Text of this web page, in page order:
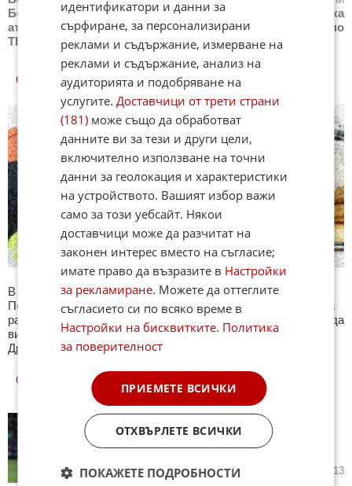
Бойни спортове ,Новини Други спортове
Лека
атлетика
,Новини Моторни спортове ,Новини
Спортът по
ТВ
Новини Зимни спортове
СПОРТ КУИЗОВЕ
В секция Спорт ще намерите тематична Куиз рубрика.
Периодично се публикува специализиран куиз с въпроси на
различна спортна тематика. След края на всеки тест може да
видите резултат с верните отговори, които сте натрупали.
Другите куизове може да намерите тук. Успех !
ОЩЕ НОВИНИ ОТ СПОРТ
Винисиус Жуниор – сърцето на
новия Реал Мадрид под
ръководството на Моуриньо
днес в 08:41 ч. 413
идентификатори и данни за
сърфиране, за персонализирани
реклами и съдържание, измерване на
реклами и съдържание, анализ на
аудиторията и подобряване на
услугите.Доставчици от трети страни
(181) може също да обработват
данните ви за тези и други цели,
включително използване на точни
данни за геолокация и характеристики
на устройството. Вашият избор важи
само за този уебсайт. Някои
доставчици може да разчитат на
законен интерес вместо на съгласие;
имате право да възразите в Настройки
за рекламиране. Можете да оттеглите
съгласието си по всяко време в
Настройки на бисквитките. Политика
за поверителност
ПРИЕМЕТЕ ВСИЧКИ
ОТХВЪРЛЕТЕ ВСИЧКИ
ПОКАЖЕТЕ ПОДРОБНОСТИ